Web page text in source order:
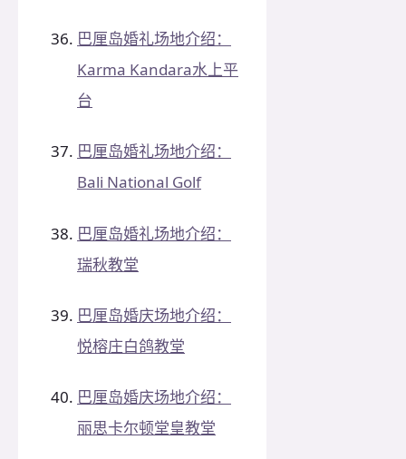
巴厘岛婚礼场地介绍：
Karma Kandara水上平
台
巴厘岛婚礼场地介绍：
Bali National Golf
巴厘岛婚礼场地介绍：
瑞秋教堂
巴厘岛婚庆场地介绍：
悦榕庄白鸽教堂
巴厘岛婚庆场地介绍：
丽思卡尔顿堂皇教堂